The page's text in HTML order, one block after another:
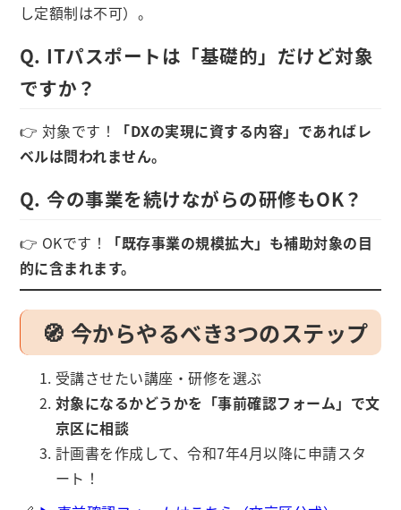
し定額制は不可）。
Q. ITパスポートは「基礎的」だけど対象
ですか？
👉 対象です！
「DXの実現に資する内容」であればレ
ベルは問われません。
Q. 今の事業を続けながらの研修もOK？
👉 OKです！
「既存事業の規模拡大」も補助対象の目
的に含まれます。
🧭 今からやるべき3つのステップ
受講させたい講座・研修を選ぶ
対象になるかどうかを「事前確認フォーム」で文
京区に相談
計画書を作成して、令和7年4月以降に申請スタ
ート！